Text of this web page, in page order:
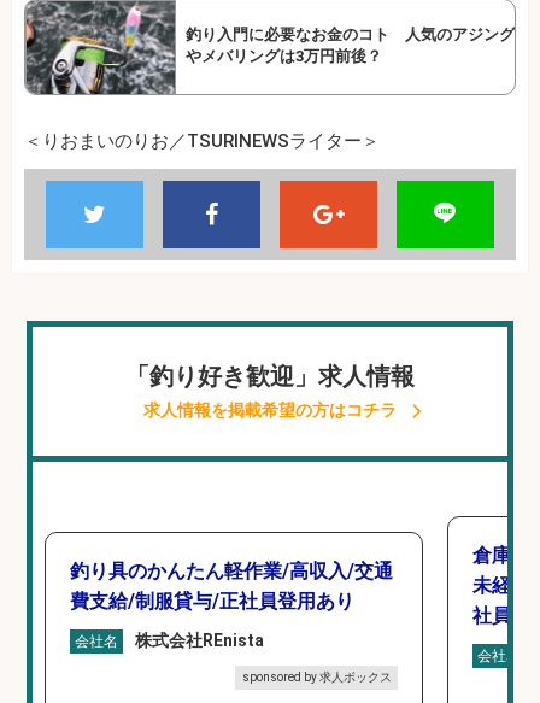
釣り入門に必要なお金のコト 人気のアジング
やメバリングは3万円前後？
＜りおまいのりお／TSURINEWSライター＞
「釣り好き歓迎」求人情報
求人情報を掲載希望の方はコチラ
釣り具のかんたん軽作業/高収入/交通
費支給/制服貸与/正社員登用あり
会社名 株式会社REnista
sponsored by 求人ボックス
倉庫で
未経験
社員登
会社名